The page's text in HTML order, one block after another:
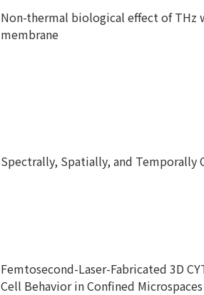
Non-thermal biological effect of THz
membrane
Spectrally, Spatially, and Temporally
Femtosecond-Laser-Fabricated 3D
Cell Behavior in Confined Microspaces